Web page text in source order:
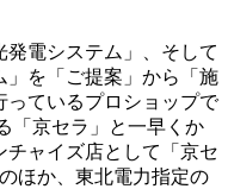
電システム」、そして
」を「ご提案」から「施
っているプロショップで
「京セラ」と一早くか
チャイズ店として「京セ
ほか、東北電力指定の